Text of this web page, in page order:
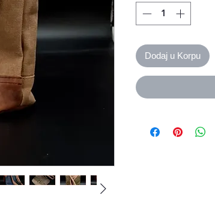
Dodaj u Korpu